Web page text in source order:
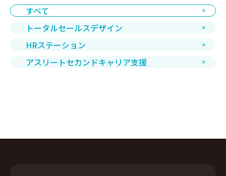
すべて
トータルセールスデザイン
HRステーション
アスリートセカンドキャリア支援